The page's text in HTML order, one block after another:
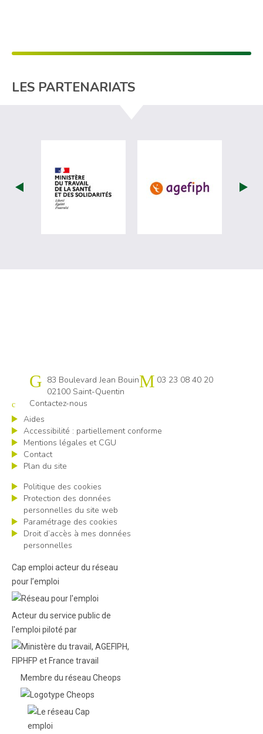
LES PARTENARIATS
visiter les site de Ministère du travail
visiter les
Cap emploi 02
83 Boulevard Jean Bouin
02100 Saint-Quentin
03 23 08 40 20
Contactez-nous
Aides
Accessibilité : partiellement conforme
Mentions légales et CGU
Contact
Plan du site
Politique des cookies
Protection des données
personnelles du site web
Paramétrage des cookies
Droit d’accès à mes données
personnelles
Cap emploi acteur du réseau
pour l’emploi
Acteur du service public de
l'emploi piloté par
Membre du réseau Cheops